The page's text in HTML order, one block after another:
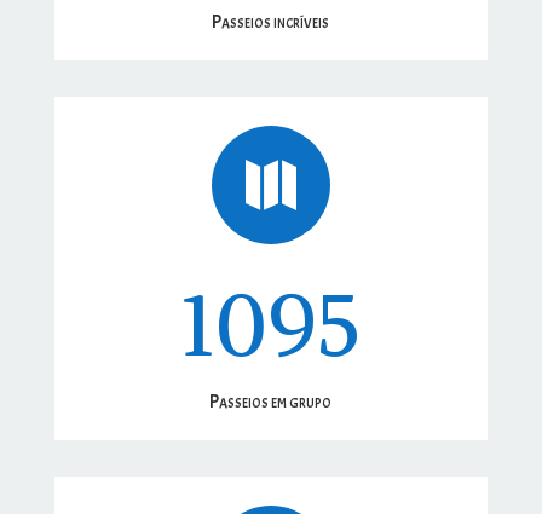
Passeios incríveis

1095
Passeios em grupo